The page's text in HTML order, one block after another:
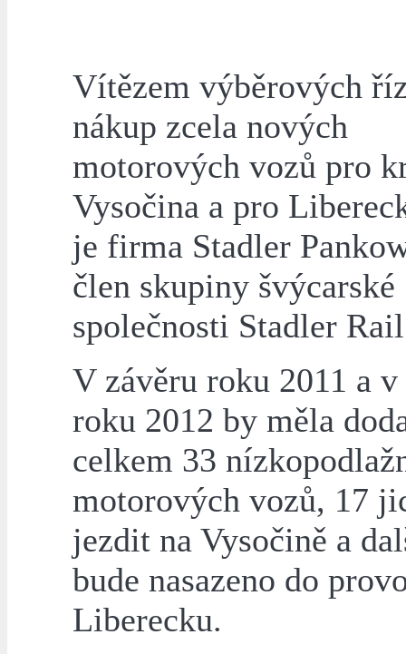
Vítězem výběrových
nákup zcela nových
motorových vozů pro
Vysočina a pro
je firma Stadler
člen skupiny švýcarské
společnosti Stadler
V závěru roku 2011 a v
roku 2012 by měla
celkem 33
motorových vozů, 17
jezdit na Vysočině a
bude nasazeno do
Liberecku.